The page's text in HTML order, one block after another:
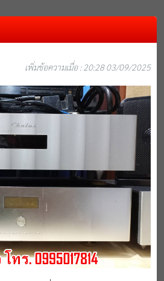
เพิ่มข้อความเมื่อ : 20:28 03/09/2025